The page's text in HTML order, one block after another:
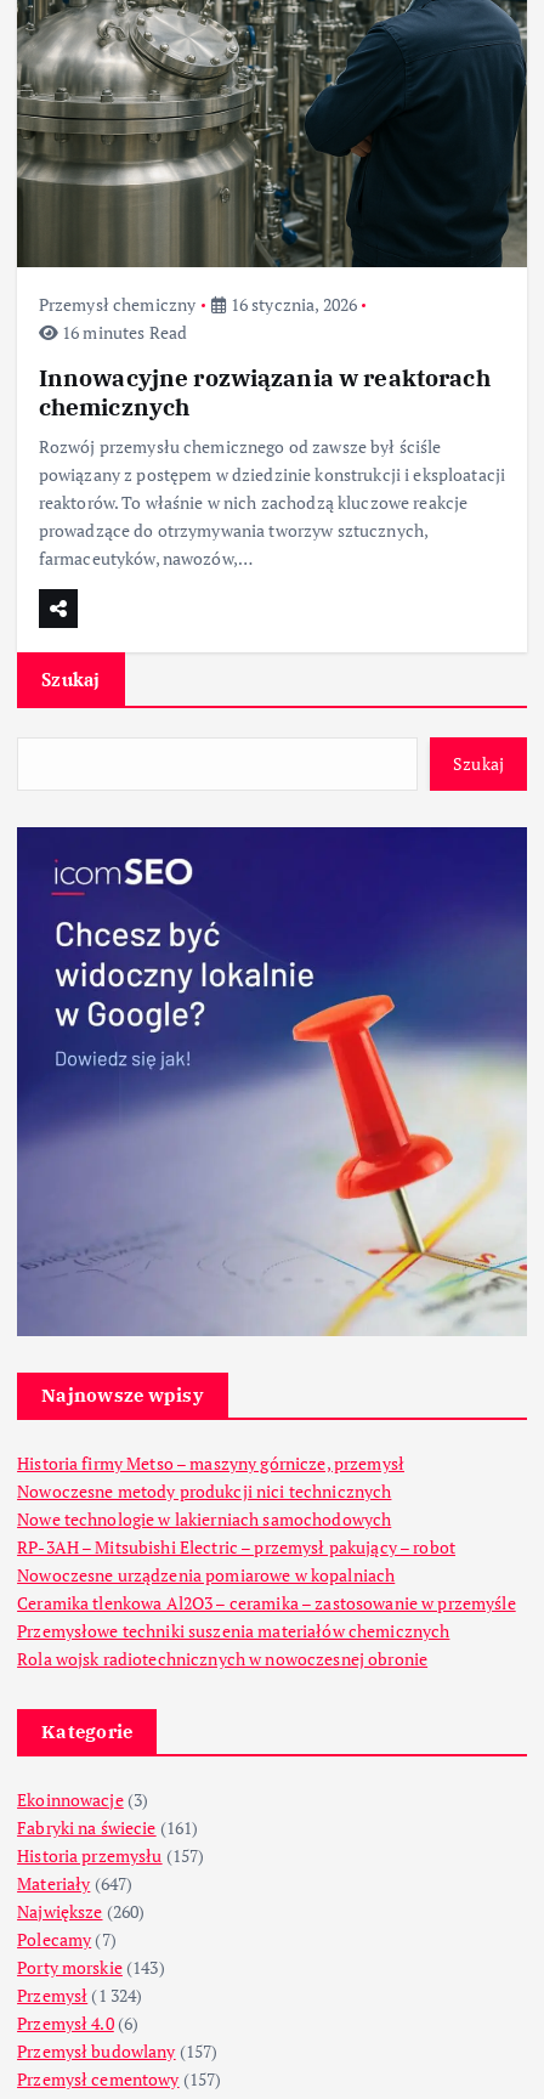
Przemysł chemiczny
16 stycznia, 2026
16 minutes Read
Innowacyjne rozwiązania w reaktorach
chemicznych
Rozwój przemysłu chemicznego od zawsze był ściśle
powiązany z postępem w dziedzinie konstrukcji i eksploatacji
reaktorów. To właśnie w nich zachodzą kluczowe reakcje
prowadzące do otrzymywania tworzyw sztucznych,
farmaceutyków, nawozów,…
Szukaj
Szukaj
Najnowsze wpisy
Historia firmy Metso – maszyny górnicze, przemysł
Nowoczesne metody produkcji nici technicznych
Nowe technologie w lakierniach samochodowych
RP-3AH – Mitsubishi Electric – przemysł pakujący – robot
Nowoczesne urządzenia pomiarowe w kopalniach
Ceramika tlenkowa Al2O3 – ceramika – zastosowanie w przemyśle
Przemysłowe techniki suszenia materiałów chemicznych
Rola wojsk radiotechnicznych w nowoczesnej obronie
Kategorie
Ekoinnowacje(3)
Fabryki na świecie (161)
Historia przemysłu (157)
Materiały (647)
Największe (260)
Polecamy (7)
Porty morskie(143)
Przemysł (1 324)
Przemysł 4.0(6)
Przemysł budowlany (157)
Przemysł cementowy (157)